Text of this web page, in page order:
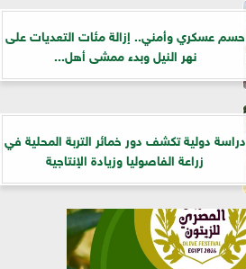
حسم عسكري وأمني.. إزالة مئات التعديات على
نهر النيل وبدء ممشى أهل...
دراسة دولية تكشف دور خمائر التربة المحلية في
زراعة الفاصوليا وزيادة الإنتاجية